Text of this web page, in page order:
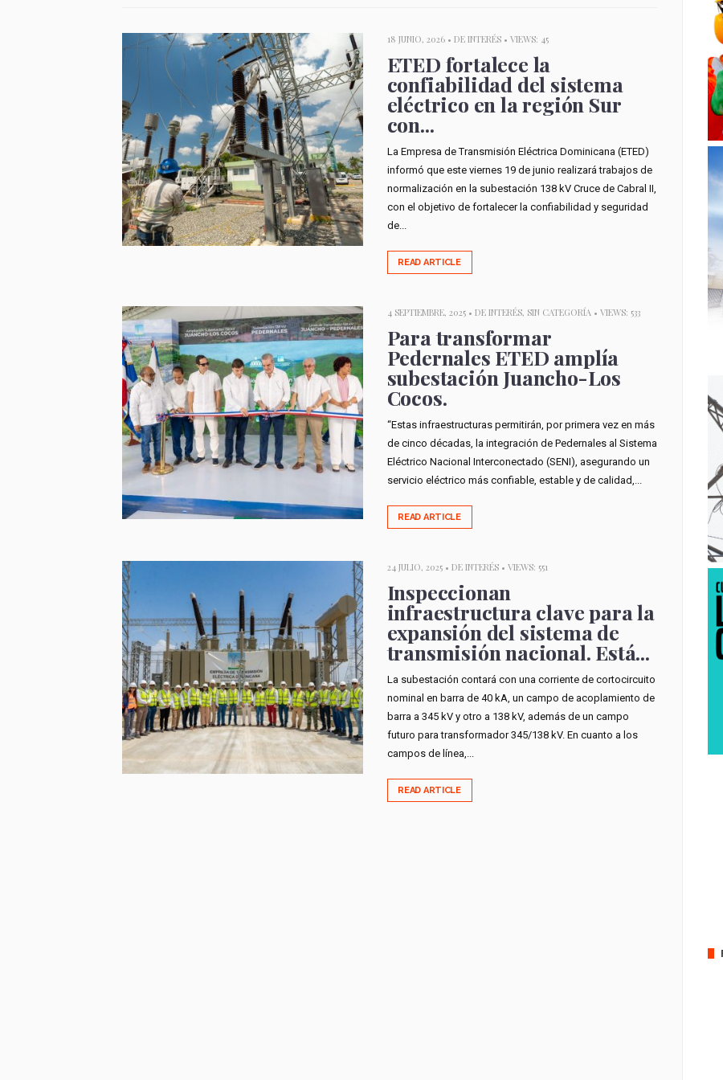
18 JUNIO, 2026 • DE INTERÉS• VIEWS: 45
ETED fortalece la
confiabilidad del sistema
eléctrico en la región Sur
con...
La Empresa de Transmisión Eléctrica Dominicana (ETED)
informó que este viernes 19 de junio realizará trabajos de
normalización en la subestación 138 kV Cruce de Cabral II,
con el objetivo de fortalecer la confiabilidad y seguridad
de...
READ ARTICLE
4 SEPTIEMBRE, 2025 • DE INTERÉS, SIN CATEGORÍA• VIEWS: 533
Para transformar
Pedernales ETED amplía
subestación Juancho-Los
Cocos.
“Estas infraestructuras permitirán, por primera vez en más
de cinco décadas, la integración de Pedernales al Sistema
Eléctrico Nacional Interconectado (SENI), asegurando un
servicio eléctrico más confiable, estable y de calidad,...
READ ARTICLE
24 JULIO, 2025 • DE INTERÉS• VIEWS: 551
Inspeccionan
infraestructura clave para la
expansión del sistema de
transmisión nacional. Está...
La subestación contará con una corriente de cortocircuito
nominal en barra de 40 kA, un campo de acoplamiento de
barra a 345 kV y otro a 138 kV, además de un campo
futuro para transformador 345/138 kV. En cuanto a los
campos de línea,...
READ ARTICLE